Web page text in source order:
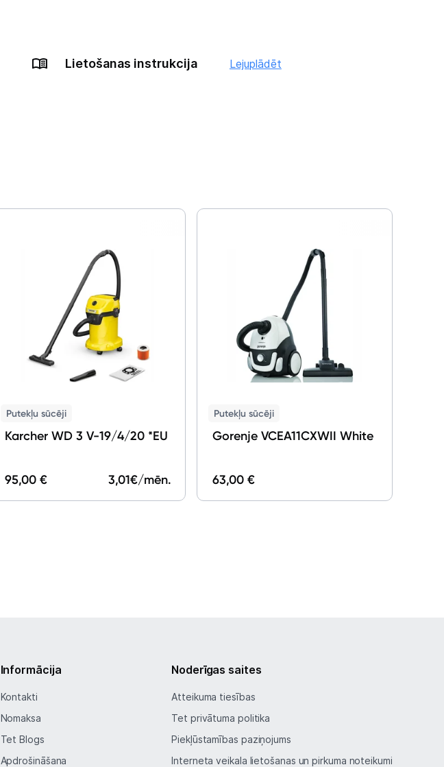
Lietošanas instrukcija Lejuplādēt
Putekļu sūcēji
Karcher WD 3 V-19/4/20 *EU
95,00 € 3,01€/mēn.
Putekļu sūcēji
Gorenje VCEA11CXWII White
63,00 €
Informācija
Kontakti
Nomaksa
Tet Blogs
Apdrošināšana
Noderīgas saites
Atteikuma tiesības
Tet privātuma politika
Piekļūstamības paziņojums
Interneta veikala lietošanas un pirkuma noteikumi